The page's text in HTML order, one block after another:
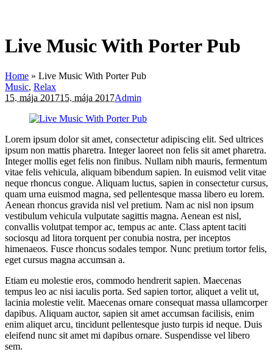
Live Music With Porter Pub
Home » Live Music With Porter Pub
Music, Relax
15. mája 201715. mája 2017Admin
Lorem ipsum dolor sit amet, consectetur adipiscing elit. Sed ultrices
ipsum non mattis pharetra. Integer laoreet non felis sit amet pharetra.
Integer mollis eget felis non finibus. Nullam nibh mauris, fermentum
vitae felis vehicula, aliquam bibendum sapien. In euismod velit vitae
neque rhoncus congue. Aliquam luctus, sapien in consectetur cursus,
quam urna euismod magna, sed pellentesque massa libero eu lorem.
Aenean rhoncus gravida nisl vel pretium. Nam ac nisl non ipsum
vestibulum vehicula vulputate sagittis magna. Aenean est nisl,
convallis volutpat tempor ac, tempus ac ante. Class aptent taciti
sociosqu ad litora torquent per conubia nostra, per inceptos
himenaeos. Fusce rhoncus sodales tempor. Nunc pretium tortor felis,
eget cursus magna accumsan a.
Etiam eu molestie eros, commodo hendrerit sapien. Maecenas
tempus leo ac nisi iaculis porta. Sed sapien tortor, aliquet a velit ut,
lacinia molestie velit. Maecenas ornare consequat massa ullamcorper
dapibus. Aliquam auctor, sapien sit amet accumsan facilisis, enim
enim aliquet arcu, tincidunt pellentesque justo turpis id neque. Duis
eleifend nunc sit amet mi dapibus ornare. Suspendisse vel libero
sem.